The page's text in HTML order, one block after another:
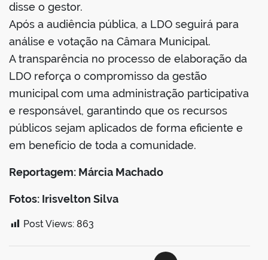
disse o gestor.
Após a audiência pública, a LDO seguirá para
análise e votação na Câmara Municipal.
A transparência no processo de elaboração da
LDO reforça o compromisso da gestão
municipal com uma administração participativa
e responsável, garantindo que os recursos
públicos sejam aplicados de forma eficiente e
em benefício de toda a comunidade.
Reportagem: Márcia Machado
Fotos: Irisvelton Silva
Post Views: 863